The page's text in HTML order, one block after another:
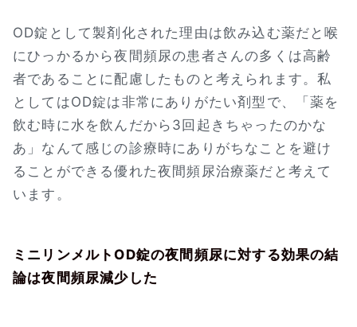
OD錠として製剤化された理由は飲み込む薬だと喉
にひっかるから夜間頻尿の患者さんの多くは高齢
者であることに配慮したものと考えられます。私
としてはOD錠は非常にありがたい剤型で、「薬を
飲む時に水を飲んだから3回起きちゃったのかな
あ」なんて感じの診療時にありがちなことを避け
ることができる優れた夜間頻尿治療薬だと考えて
います。
ミニリンメルトOD錠の夜間頻尿に対する効果の結
論は夜間頻尿減少した